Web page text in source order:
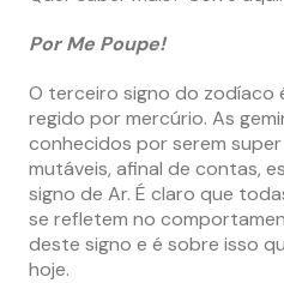
Por Me Poupe!
O terceiro signo do zodíaco
regido por mercúrio. As
conhecidos por serem
mutáveis, afinal de contas,
signo de Ar. É claro que
se refletem no
deste signo e é sobre isso
hoje.